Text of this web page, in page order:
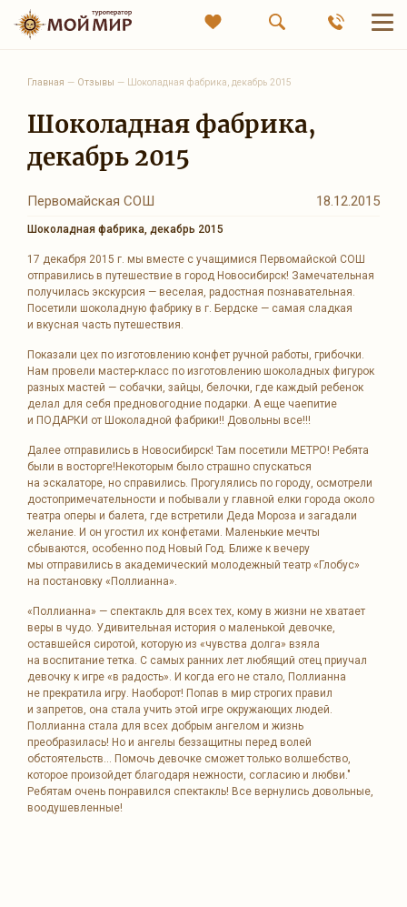
Главная — Отзывы — Шоколадная фабрика, декабрь 2015
Шоколадная фабрика,
декабрь 2015
Первомайская СОШ 18.12.2015
Шоколадная фабрика, декабрь 2015
17 декабря 2015 г. мы вместе с учащимися Первомайской СОШ
отправились в путешествие в город Новосибирск! Замечательная
получилась экскурсия — веселая, радостная познавательная.
Посетили шоколадную фабрику в г. Бердске — самая сладкая
и вкусная часть путешествия.
Показали цех по изготовлению конфет ручной работы, грибочки.
Нам провели мастер-класс по изготовлению шоколадных фигурок
разных мастей — собачки, зайцы, белочки, где каждый ребенок
делал для себя предновогодние подарки. А еще чаепитие
и ПОДАРКИ от Шоколадной фабрики!! Довольны все!!!
Далее отправились в Новосибирск! Там посетили МЕТРО! Ребята
были в восторге!Некоторым было страшно спускаться
на эскалаторе, но справились. Прогулялись по городу, осмотрели
достопримечательности и побывали у главной елки города около
театра оперы и балета, где встретили Деда Мороза и загадали
желание. И он угостил их конфетами. Маленькие мечты
сбываются, особенно под Новый Год. Ближе к вечеру
мы отправились в академический молодежный театр «Глобус»
на постановку «Поллианна».
«Поллианна» — спектакль для всех тех, кому в жизни не хватает
веры в чудо. Удивительная история о маленькой девочке,
оставшейся сиротой, которую из «чувства долга» взяла
на воспитание тетка. С самых ранних лет любящий отец приучал
девочку к игре «в радость». И когда его не стало, Поллианна
не прекратила игру. Наоборот! Попав в мир строгих правил
и запретов, она стала учить этой игре окружающих людей.
Поллианна стала для всех добрым ангелом и жизнь
преобразилась! Но и ангелы беззащитны перед волей
обстоятельств... Помочь девочке сможет только волшебство,
которое произойдет благодаря нежности, согласию и любви."
Ребятам очень понравился спектакль! Все вернулись довольные,
воодушевленные!